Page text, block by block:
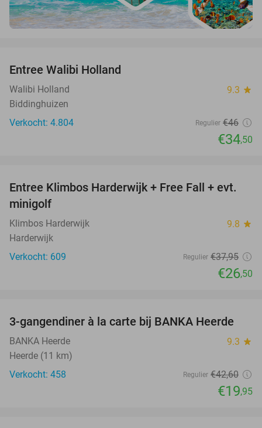
Entree Walibi Holland
Walibi Holland 9.3 star
Biddinghuizen
Verkocht: 4.804
Regulier €46
€34,50
30%
Entree Klimbos Harderwijk + Free Fall + evt.
minigolf
Klimbos Harderwijk 9.8 star
Harderwijk
Verkocht: 609
Regulier €37,95
€26,50
53%
3-gangendiner à la carte bij BANKA Heerde
BANKA Heerde 9.3 star
Heerde (11 km)
Verkocht: 458
Regulier €42,60
€19,95